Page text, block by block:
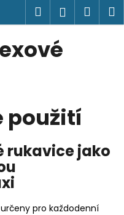
Hledat
použití
rukavice jako
pro každodenní